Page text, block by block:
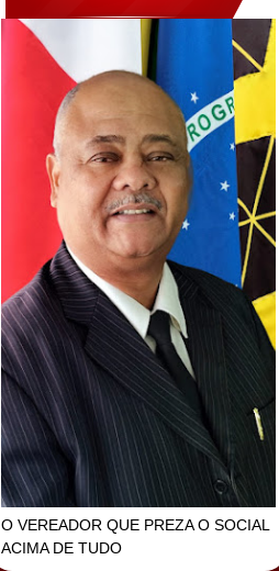
O VEREADOR QUE PREZA O SOCIAL
ACIMA DE TUDO